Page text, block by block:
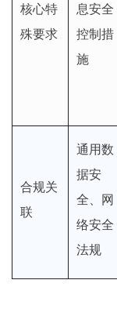
核心特
殊要求
息安全
控制措
施
合规关
联
通用数
据安
全、网
络安全
法规